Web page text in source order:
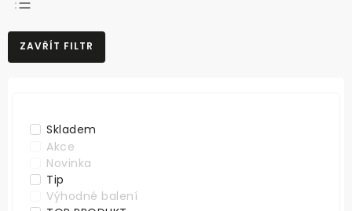
NEJPRODÁVANĚJŠÍ
NEJLEVNĚJŠÍ
ZAVŘÍT FILTR
Skladem
Akce
Novinka
Tip
Výhodné balení